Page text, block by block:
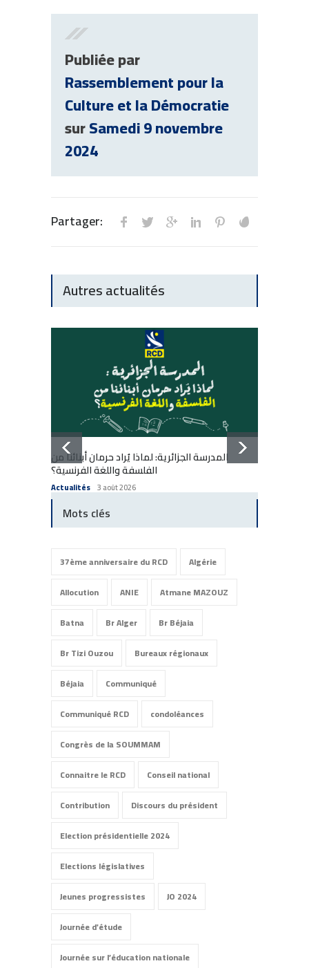
Publiée par
Rassemblement pour la
Culture et la Démocratie
surSamedi 9 novembre
2024
Partager:
Autres actualités
المدرسة الجزائرية: لماذا يُراد حرمان أبنائنا من
الفلسفة واللغة الفرنسية؟
Actualités 3 août 2026
Mots clés
37ème anniversaire du RCD
Algérie
Allocution
ANIE
Atmane MAZOUZ
Batna
Br Alger
Br Béjaia
Br Tizi Ouzou
Bureaux régionaux
Béjaia
Communiqué
Communiqué RCD
condoléances
Congrès de la SOUMMAM
Connaitre le RCD
Conseil national
Contribution
Discours du président
Election présidentielle 2024
Elections législatives
Jeunes progressistes
JO 2024
Journée d'étude
Journée sur l’éducation nationale